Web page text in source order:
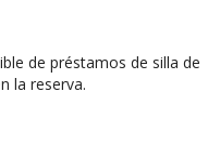
de préstamos de silla de
la reserva.